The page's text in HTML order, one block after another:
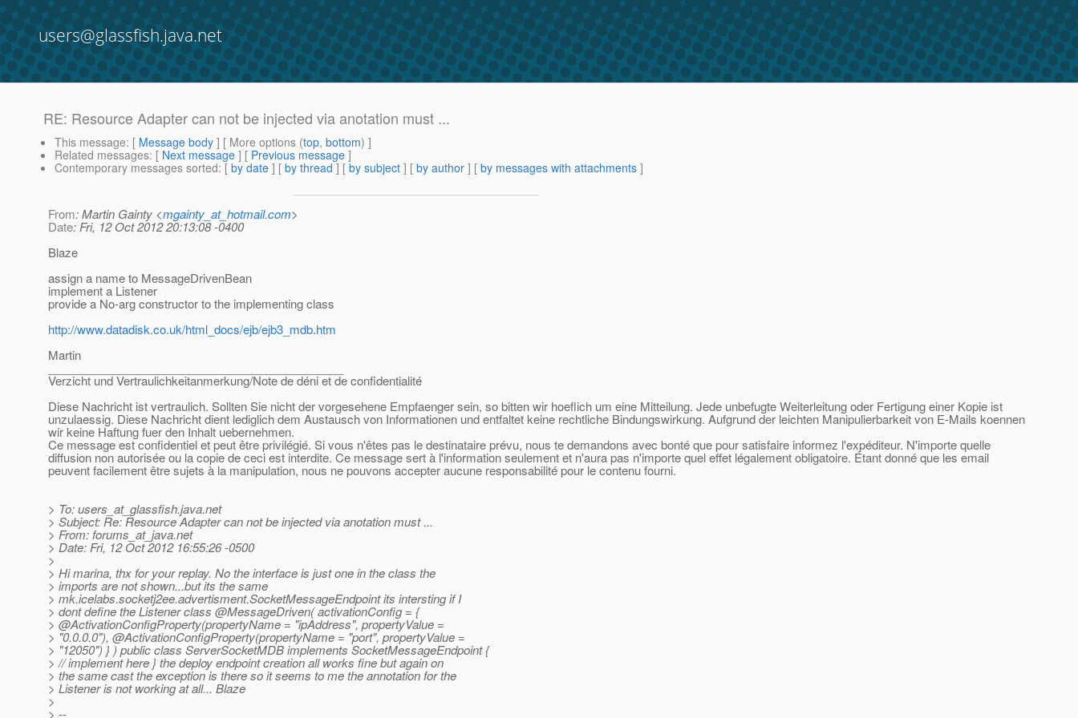
users@glassfish.java.net
RE: Resource Adapter can not be injected via anotation must ...
This message: [ Message body ] [ More options (top, bottom) ]
Related messages: [ Next message ] [ Previous message ]
Contemporary messages sorted: [ by date ] [ by thread ] [ by subject ] [ by author ] [ by messages with attachments ]
From: Martin Gainty <mgainty_at_hotmail.com>
Date: Fri, 12 Oct 2012 20:13:08 -0400
Blaze
assign a name to MessageDrivenBean
implement a Listener
provide a No-arg constructor to the implementing class
http://www.datadisk.co.uk/html_docs/ejb/ejb3_mdb.htm
Martin
Verzicht und Vertraulichkeitanmerkung/Note de déni et de confidentialité
Diese Nachricht ist vertraulich. Sollten Sie nicht der vorgesehene Empfaenger sein, so bitten wir hoeflich um eine Mitteilung. Jede unbefugte Weiterleitung oder Fertigung einer Kopie ist
unzulaessig. Diese Nachricht dient lediglich dem Austausch von Informationen und entfaltet keine rechtliche Bindungswirkung. Aufgrund der leichten Manipulierbarkeit von E-Mails koennen
wir keine Haftung fuer den Inhalt uebernehmen.
Ce message est confidentiel et peut être privilégié. Si vous n'êtes pas le destinataire prévu, nous te demandons avec bonté que pour satisfaire informez l'expéditeur. N'importe quelle
diffusion non autorisée ou la copie de ceci est interdite. Ce message sert à l'information seulement et n'aura pas n'importe quel effet légalement obligatoire. Étant donné que les email
peuvent facilement être sujets à la manipulation, nous ne pouvons accepter aucune responsabilité pour le contenu fourni.
> To: users_at_glassfish.java.net
> Subject: Re: Resource Adapter can not be injected via anotation must ...
> From: forums_at_java.net
> Date: Fri, 12 Oct 2012 16:55:26 -0500
>
> Hi marina, thx for your replay. No the interface is just one in the class the
> imports are not shown...but its the same
> mk.icelabs.socketj2ee.advertisment.SocketMessageEndpoint its intersting if I
> dont define the Listener class @MessageDriven( activationConfig = {
> @ActivationConfigProperty(propertyName = "ipAddress", propertyValue =
> "0.0.0.0"), @ActivationConfigProperty(propertyName = "port", propertyValue =
> "12050") } ) public class ServerSocketMDB implements SocketMessageEndpoint {
> // implement here } the deploy endpoint creation all works fine but again on
> the same cast the exception is there so it seems to me the annotation for the
> Listener is not working at all... Blaze
>
> --